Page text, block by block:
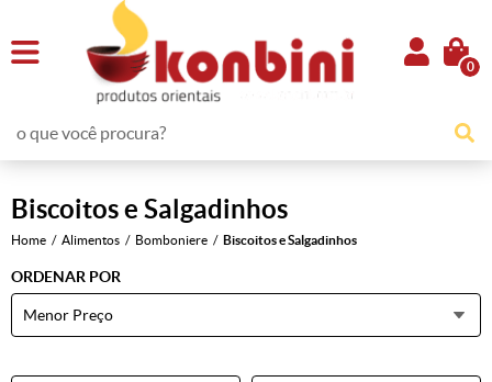
0
Biscoitos e Salgadinhos
Home Alimentos Bomboniere Biscoitos e Salgadinhos
ORDENAR POR
Menor Preço